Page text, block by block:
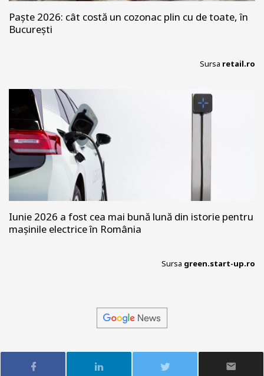
Paște 2026: cât costă un cozonac plin cu de toate, în
București
Sursa retail.ro
Iunie 2026 a fost cea mai bună lună din istorie pentru
mașinile electrice în România
Sursa green.start-up.ro